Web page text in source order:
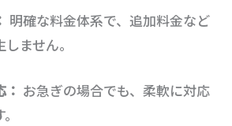
明確な料金体系で、追加料金など
ません。
お急ぎの場合でも、柔軟に対応